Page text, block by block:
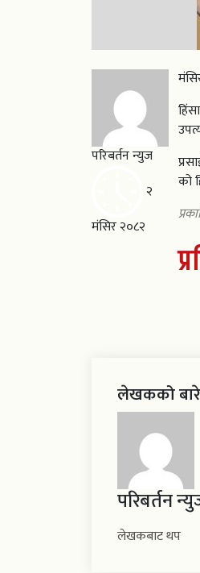
परिबर्तन न्युज
२
मंसिर २०८२
को
लेखकको
परिबर्तन
लेखकबाट थप